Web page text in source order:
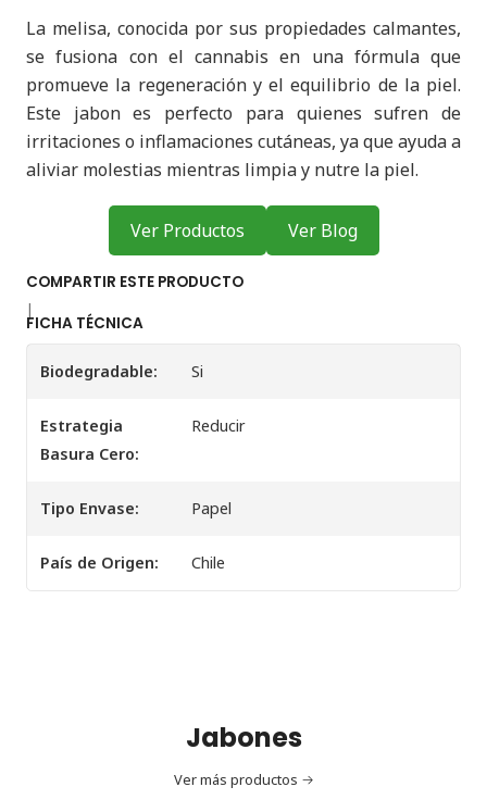
La melisa, conocida por sus propiedades calmantes,
se fusiona con el cannabis en una fórmula que
promueve la regeneración y el equilibrio de la piel.
Este jabon es perfecto para quienes sufren de
irritaciones o inflamaciones cutáneas, ya que ayuda a
aliviar molestias mientras limpia y nutre la piel.
Ver Productos Ver Blog
COMPARTIR ESTE PRODUCTO
|
FICHA TÉCNICA
Biodegradable: Si
Estrategia
Basura Cero:
Reducir
Tipo Envase: Papel
País de Origen: Chile
Jabones
Ver más productos